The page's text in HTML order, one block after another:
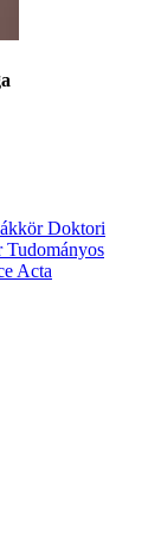
Doktori
Tudományos
Acta